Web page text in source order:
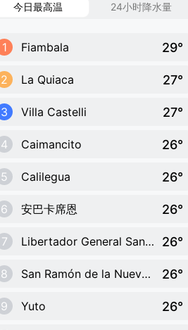
今日最高温 24小时降水量
1 Fiambala 29°
2 La Quiaca 27°
3 Villa Castelli 27°
4 Caimancito 26°
5 Calilegua 26°
6 安巴卡席恩 26°
7 Libertador General San Martín 26°
8 San Ramón de la Nueva Orán 26°
9 Yuto 26°